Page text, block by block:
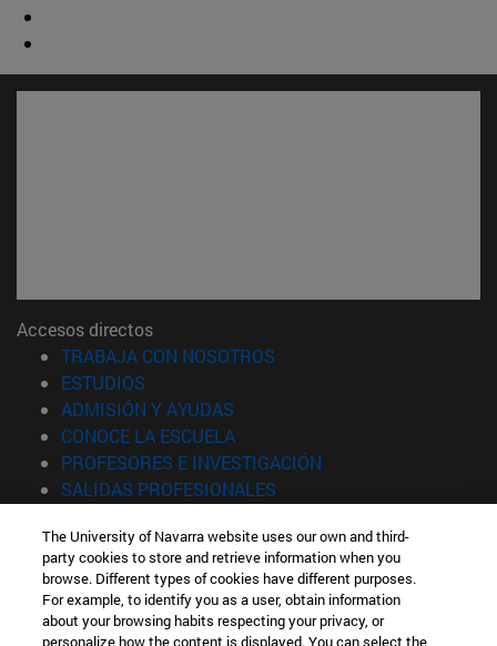
Accesos directos
TRABAJA CON NOSOTROS
ESTUDIOS
ADMISIÓN Y AYUDAS
CONOCE LA ESCUELA(abre en nueva ventana)
PROFESORES E INVESTIGACIÓN
SALIDAS PROFESIONALES
Información
TFNO +34 943 21 98 77
¿QUÉ GRADO TE INTERESA?
¿QUÉ MÁSTER TE INTERESA?
The University of Navarra website uses our own and third-
party cookies to store and retrieve information when you
browse. Different types of cookies have different purposes.
For example, to identify you as a user, obtain information
about your browsing habits respecting your privacy, or
personalize how the content is displayed. You can select the